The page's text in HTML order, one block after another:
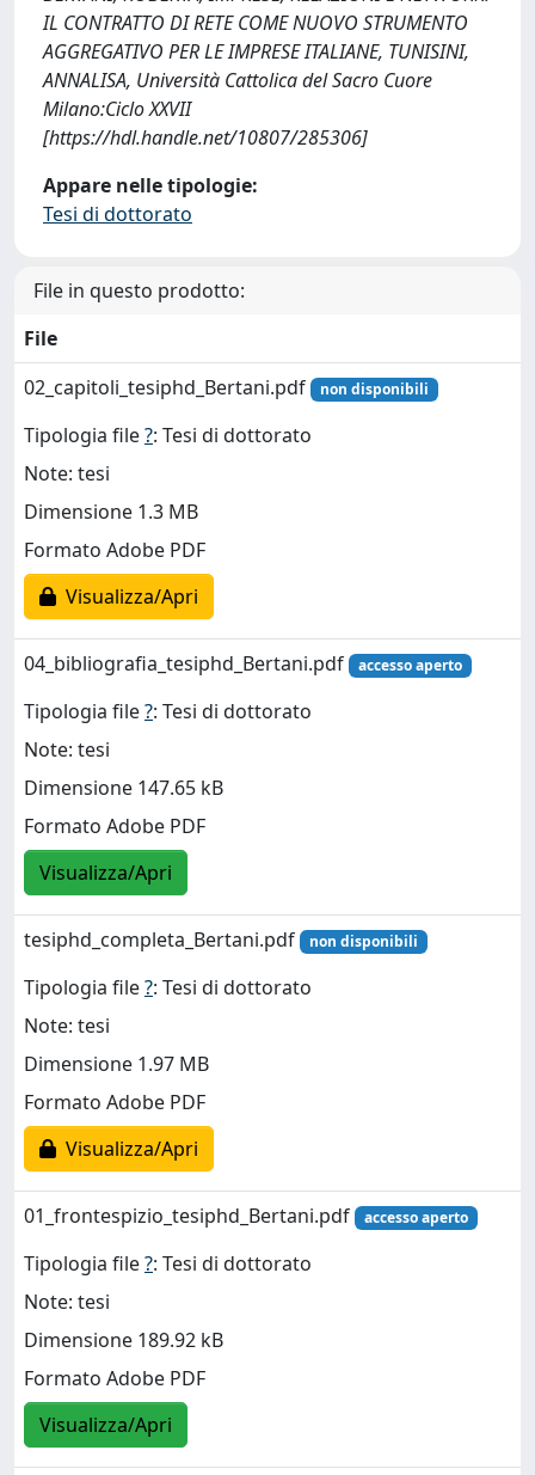
IL CONTRATTO DI RETE COME NUOVO STRUMENTO
AGGREGATIVO PER LE IMPRESE ITALIANE, TUNISINI,
ANNALISA, Università Cattolica del Sacro Cuore
Milano:Ciclo XXVII
[https://hdl.handle.net/10807/285306]
Appare nelle tipologie:
Tesi di dottorato
File in questo prodotto:
File
02_capitoli_tesiphd_Bertani.pdf
non disponibili
Tipologia file?: Tesi di dottorato
Note: tesi
Dimensione 1.3 MB
Formato Adobe PDF
Visualizza/Apri
04_bibliografia_tesiphd_Bertani.pdf accesso aperto
Tipologia file?: Tesi di dottorato
Note: tesi
Dimensione 147.65 kB
Formato Adobe PDF
Visualizza/Apri
tesiphd_completa_Bertani.pdf non disponibili
Tipologia file?: Tesi di dottorato
Note: tesi
Dimensione 1.97 MB
Formato Adobe PDF
Visualizza/Apri
01_frontespizio_tesiphd_Bertani.pdf accesso aperto
Tipologia file?: Tesi di dottorato
Note: tesi
Dimensione 189.92 kB
Formato Adobe PDF
Visualizza/Apri